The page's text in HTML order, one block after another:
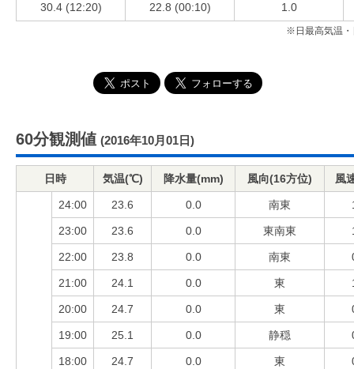
30.4 (12:20) 22.8 (00:10) 1.0
※日最高気温・
60分観測値 (2016年10月01日)
日時 気温(℃) 降水量(mm) 風向(16方位) 風
24:00 23.6 0.0 南東
23:00 23.6 0.0 東南東
22:00 23.8 0.0 南東
21:00 24.1 0.0 東
20:00 24.7 0.0 東
19:00 25.1 0.0 静穏
18:00 24.7 0.0 東